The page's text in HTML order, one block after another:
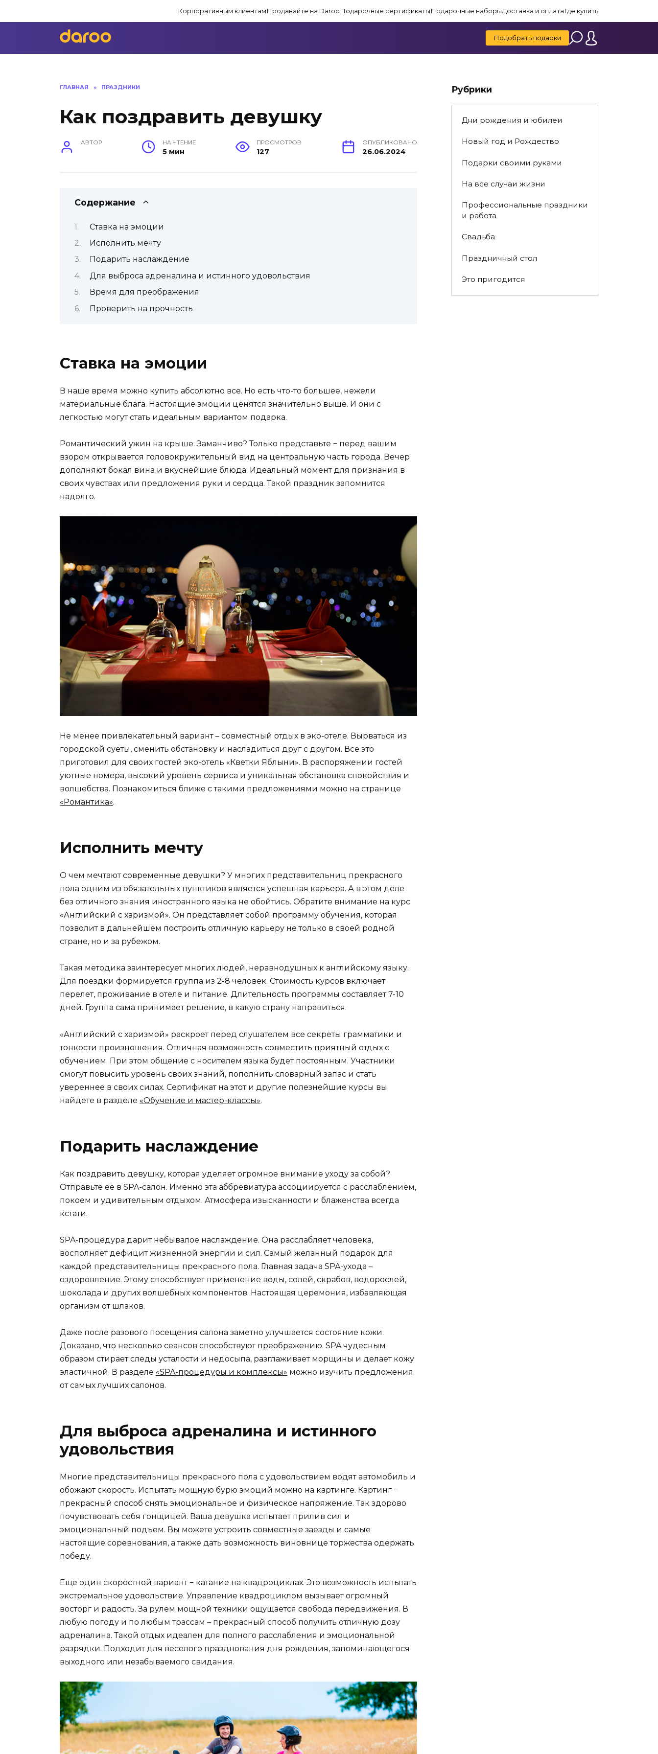
Корпоративным клиентамПродавайте на DarooПодарочные сертификатыПодарочные наборыДоставка и оплатаГде купить
Подобрать подарки
ГЛАВНАЯ » ПРАЗДНИКИ
Как поздравить девушку
АВТОР НА ЧТЕНИЕ
5 мин
ПРОСМОТРОВ
127
ОПУБЛИКОВАНО
26.06.2024
Содержание
Ставка на эмоции
Исполнить мечту
Подарить наслаждение
Для выброса адреналина и истинного удовольствия
Время для преображения
Проверить на прочность
Ставка на эмоции
В наше время можно купить абсолютно все. Но есть что-то большее, нежели
материальные блага. Настоящие эмоции ценятся значительно выше. И они с
легкостью могут стать идеальным вариантом подарка.
Романтический ужин на крыше. Заманчиво? Только представьте − перед вашим
взором открывается головокружительный вид на центральную часть города. Вечер
дополняют бокал вина и вкуснейшие блюда. Идеальный момент для признания в
своих чувствах или предложения руки и сердца. Такой праздник запомнится
надолго.
Не менее привлекательный вариант – совместный отдых в эко-отеле. Вырваться из
городской суеты, сменить обстановку и насладиться друг с другом. Все это
приготовил для своих гостей эко-отель «Кветки Яблыни». В распоряжении гостей
уютные номера, высокий уровень сервиса и уникальная обстановка спокойствия и
волшебства. Познакомиться ближе с такими предложениями можно на странице
«Романтика».
Исполнить мечту
О чем мечтают современные девушки? У многих представительниц прекрасного
пола одним из обязательных пунктиков является успешная карьера. А в этом деле
без отличного знания иностранного языка не обойтись. Обратите внимание на курс
«Английский с харизмой». Он представляет собой программу обучения, которая
позволит в дальнейшем построить отличную карьеру не только в своей родной
стране, но и за рубежом.
Такая методика заинтересует многих людей, неравнодушных к английскому языку.
Для поездки формируется группа из 2-8 человек. Стоимость курсов включает
перелет, проживание в отеле и питание. Длительность программы составляет 7-10
дней. Группа сама принимает решение, в какую страну направиться.
«Английский с харизмой» раскроет перед слушателем все секреты грамматики и
тонкости произношения. Отличная возможность совместить приятный отдых с
обучением. При этом общение с носителем языка будет постоянным. Участники
смогут повысить уровень своих знаний, пополнить словарный запас и стать
увереннее в своих силах. Сертификат на этот и другие полезнейшие курсы вы
найдете в разделе «Обучение и мастер-классы».
Подарить наслаждение
Как поздравить девушку, которая уделяет огромное внимание уходу за собой?
Отправьте ее в SPA-салон. Именно эта аббревиатура ассоциируется с расслаблением,
покоем и удивительным отдыхом. Атмосфера изысканности и блаженства всегда
кстати.
SPA-процедура дарит небывалое наслаждение. Она расслабляет человека,
восполняет дефицит жизненной энергии и сил. Самый желанный подарок для
каждой представительницы прекрасного пола. Главная задача SPA-ухода –
оздоровление. Этому способствует применение воды, солей, скрабов, водорослей,
шоколада и других волшебных компонентов. Настоящая церемония, избавляющая
организм от шлаков.
Даже после разового посещения салона заметно улучшается состояние кожи.
Доказано, что несколько сеансов способствуют преображению. SPA чудесным
образом стирает следы усталости и недосыпа, разглаживает морщины и делает кожу
эластичной. В разделе «SPA-процедуры и комплексы» можно изучить предложения
от самых лучших салонов.
Для выброса адреналина и истинного
удовольствия
Многие представительницы прекрасного пола с удовольствием водят автомобиль и
обожают скорость. Испытать мощную бурю эмоций можно на картинге. Картинг −
прекрасный способ снять эмоциональное и физическое напряжение. Так здорово
почувствовать себя гонщицей. Ваша девушка испытает прилив сил и
эмоциональный подъем. Вы можете устроить совместные заезды и самые
настоящие соревнования, а также дать возможность виновнице торжества одержать
победу.
Еще один скоростной вариант − катание на квадроциклах. Это возможность испытать
экстремальное удовольствие. Управление квадроциклом вызывает огромный
восторг и радость. За рулем мощной техники ощущается свобода передвижения. В
любую погоду и по любым трассам – прекрасный способ получить отличную дозу
адреналина. Такой отдых идеален для полного расслабления и эмоциональной
разрядки. Подходит для веселого празднования дня рождения, запоминающегося
выходного или незабываемого свидания.
Рубрики
Дни рождения и юбилеи
Новый год и Рождество
Подарки своими руками
На все случаи жизни
Профессиональные праздники
и работа
Свадьба
Праздничный стол
Это пригодится